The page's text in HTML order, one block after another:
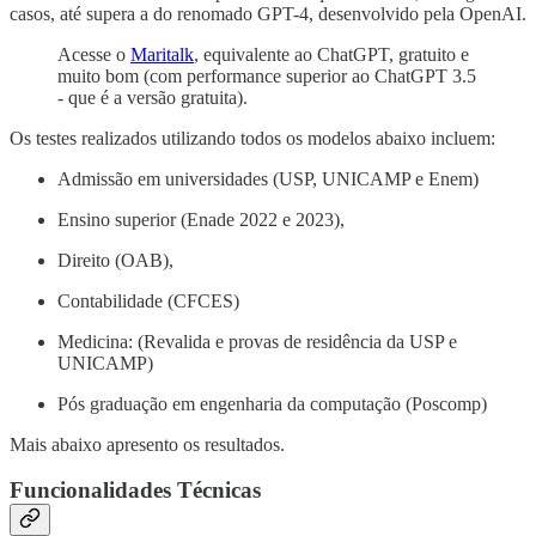
casos, até supera a do renomado GPT-4, desenvolvido pela OpenAI.
Acesse o Maritalk, equivalente ao ChatGPT, gratuito e
muito bom (com performance superior ao ChatGPT 3.5
- que é a versão gratuita).
Os testes realizados utilizando todos os modelos abaixo incluem:
Admissão em universidades (USP, UNICAMP e Enem)
Ensino superior (Enade 2022 e 2023),
Direito (OAB),
Contabilidade (CFCES)
Medicina: (Revalida e provas de residência da USP e
UNICAMP)
Pós graduação em engenharia da computação (Poscomp)
Mais abaixo apresento os resultados.
Funcionalidades Técnicas